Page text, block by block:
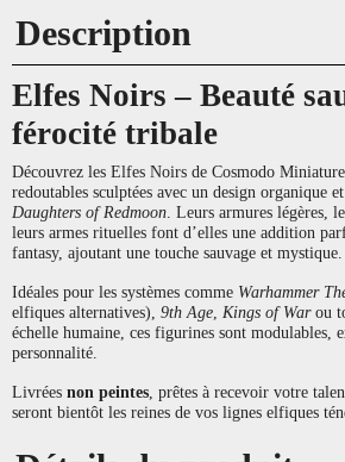
Description
Elfes Noirs – Beauté
férocité tribale
Découvrez les Elfes Noirs de Cosmodo
redoutables sculptées avec un design organique
Daughters of Redmoon . Leurs armures légères,
leurs armes rituelles font d’elles une addition
fantasy, ajoutant une touche sauvage et mystique.
Idéales pour les systèmes comme Warhammer
elfiques alternatives), 9th Age Kings of Warou
échelle humaine, ces figurines sont modulables,
personnalité.
Livrées non peintes , prêtes à recevoir votre
seront bientôt les reines de vos lignes elfiques